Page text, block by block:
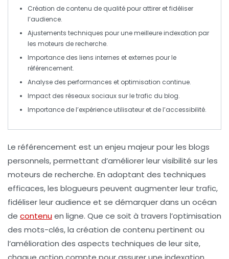
Création de contenu de qualité pour attirer et fidéliser
l’audience.
Ajustements techniques pour une meilleure indexation par
les moteurs de recherche.
Importance des liens internes et externes pour le
référencement.
Analyse des performances et optimisation continue.
Impact des réseaux sociaux sur le trafic du blog.
Importance de l’expérience utilisateur et de l’accessibilité.
Le référencement est un enjeu majeur pour les blogs
personnels, permettant d’améliorer leurvisibilité sur les
moteurs de recherche. En adoptant des techniques
efficaces, les blogueurs peuvent augmenter leur trafic,
fidéliser leur audience et se démarquer dans un océan
de contenuen ligne. Que ce soit à travers l’optimisation
des mots-clés, la création de contenu pertinent ou
l’amélioration des aspects techniques de leur site,